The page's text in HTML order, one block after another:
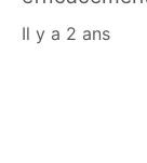
il y a 2 ans